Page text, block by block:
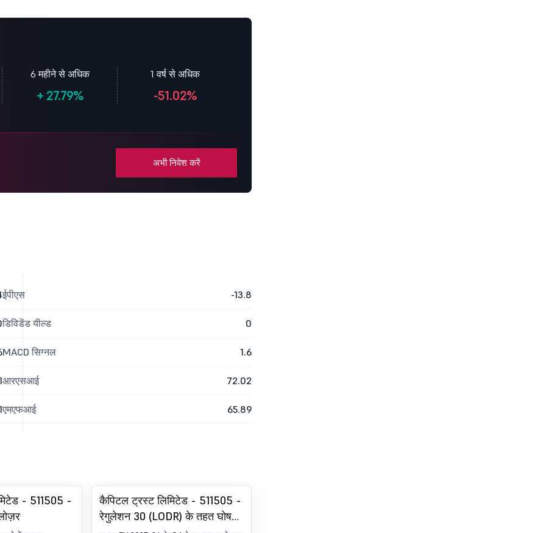
6 महीने से अधिक
+27.79%
1 वर्ष से अधिक
-51.02%
अभी निवेश करें
ईपीएस -13.8
डिविडेंड यील्ड 0
MACD सिग्नल 1.6
आरएसआई 72.02
एमएफआई 65.89
- 511505 -
कैपिटल ट्रस्ट लिमिटेड - 511505 -
रेगुलेशन 30 (LODR) के तहत घोषणा